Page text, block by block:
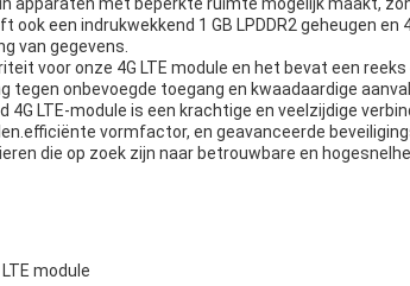
ook een indrukwekkend 1 GB LPDDR2 geheugen en
van gegevens.
voor onze 4G LTE module en het bevat een
tegen onbevoegde toegang en kwaadaardige
4G LTE-module is een krachtige en veelzijdige
vormfactor, en geavanceerde
die op zoek zijn naar betrouwbare en
module